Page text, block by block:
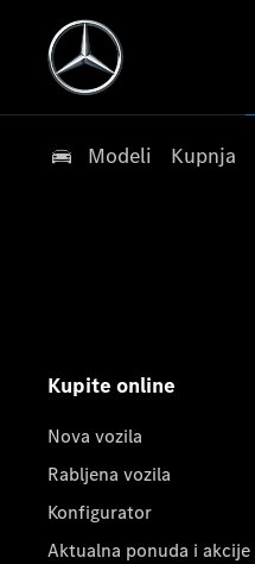
Modeli Kupnja
Kupite online
Nova vozila
Rabljena vozila
Konfigurator
Aktualna ponuda i akcije